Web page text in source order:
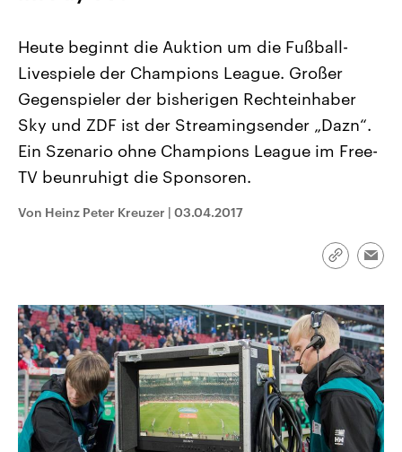
Landtagswahl Sachsen-Anhalt
2026
Alle Informationen
Sachsen-Anhalt wählt am 6.
September 2026 einen neuen
Landtag. Seit 2021 wird das
Bundesland von einer Koalition aus
CDU, SPD und FDP regiert.-
Umfragen, Prognosen,
Wahlprogramme, aktuelle Berichte
USA
Aktuelle Beiträge,
Hintergründe
Wirtschaftlich und
gehören die Vereinigten
den mächtigsten Ländern
mit großem Einfluss auf
Heute beginnt die Auktion um die Fußball-
Livespiele der Champions League. Großer
Gegenspieler der bisherigen Rechteinhaber
Sky und ZDF ist der Streamingsender „Dazn“.
Ein Szenario ohne Champions League im Free-
TV beunruhigt die Sponsoren.
Von Heinz Peter Kreuzer | 03.04.2017
Link